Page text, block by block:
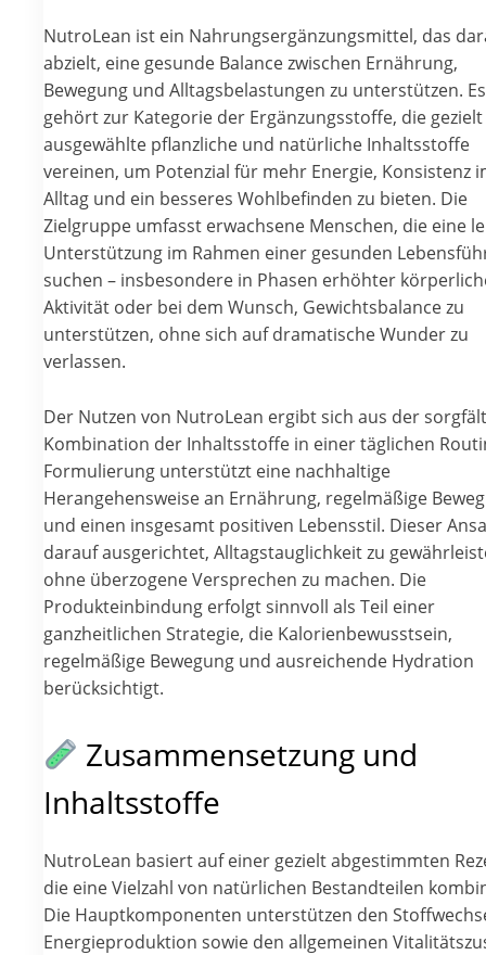
NutroLean ist ein Nahrungsergänzungsmittel, das
abzielt, eine gesunde Balance zwischen Ernährung,
Bewegung und Alltagsbelastungen zu unterstützen. Es
gehört zur Kategorie der Ergänzungsstoffe, die gezielt
ausgewählte pflanzliche und natürliche Inhaltsstoffe
vereinen, um Potenzial für mehr Energie, Konsistenz
Alltag und ein besseres Wohlbefinden zu bieten. Die
Zielgruppe umfasst erwachsene Menschen, die eine
Unterstützung im Rahmen einer gesunden
suchen – insbesondere in Phasen erhöhter
Aktivität oder bei dem Wunsch, Gewichtsbalance zu
unterstützen, ohne sich auf dramatische Wunder zu
verlassen.
Der Nutzen von NutroLean ergibt sich aus der
Kombination der Inhaltsstoffe in einer täglichen
Formulierung unterstützt eine nachhaltige
Herangehensweise an Ernährung, regelmäßige
und einen insgesamt positiven Lebensstil. Dieser
darauf ausgerichtet, Alltagstauglichkeit zu
ohne überzogene Versprechen zu machen. Die
Produkteinbindung erfolgt sinnvoll als Teil einer
ganzheitlichen Strategie, die Kalorienbewusstsein,
regelmäßige Bewegung und ausreichende Hydration
berücksichtigt.
Zusammensetzung und
Inhaltsstoffe
NutroLean basiert auf einer gezielt abgestimmten
die eine Vielzahl von natürlichen Bestandteilen
Die Hauptkomponenten unterstützen den
Energieproduktion sowie den allgemeinen